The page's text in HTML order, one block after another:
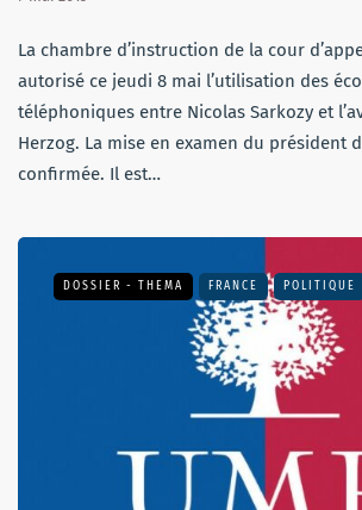
La chambre d’instruction de la cour
autorisé ce jeudi 8 mai l’utilisation des
téléphoniques entre Nicolas Sarkozy et
Herzog. La mise en examen du président
confirmée. Il est…
DOSSIER - THEMA FRANCE POLITIQUE